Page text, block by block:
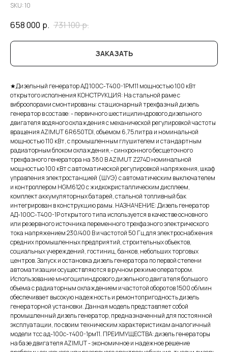
SKU:10
658 000 р. 731 100р.
ЗАКАЗАТЬ
★Дизельный генератор АД 100С-Т400-1РМ11 мощностью 100 кВт
открытого исполнения КОНСТРУКЦИЯ: На стальной раме с
виброопорами смонтированы: стационарный трехфазный дизель
генератор в составе: - первичного шестицилиндрового дизельного
двигателя водяного охлаждения с механической регулировкой частоты
вращения AZIMUT 6R650TDI, объемом 6,75 литра и номинальной
мощностью 110 кВт, с промышленным глушителем и стандартным
радиаторным блоком охлаждения,- синхронного бесщеточного
трехфазного генератора на 380 В AZIMUT Z274D номинальной
мощностью 100 кВт c автоматической регулировкой напряжения, шкаф
управления электростанцией (ШУЭ) с автоматическим выключателем
и контроллером HGM6120 с жидкокристаллическим дисплеем,
комплект аккумуляторных батарей, стальной топливный бак
интегрирован в конструкцию рамы. НАЗНАЧЕНИЕ: Дизель генератор
АД-100С-Т400-1Р открытого типа используется в качестве основного
или резервного источника переменного трехфазного электрического
тока напряжением 230/400 В и частотой 50 Гц для электроснабжения
средних промышленных предприятий, строительных объектов,
социальных учереждений, гостиниц, банков, небольших торговых
центров. Запуск и остановка дизель генератора по первой степени
автоматизации осуществляются в ручном режиме оператором.
Использование многоцилиндрового дизельного двигателя большого
объема с радиаторным охлаждением и частотой оборотов 1500 об/мин
обеспечивает высокую надежность и ремонтопригодность дизель
генераторной установки. Данная модель представляет собой
промышленный дизель генератор, предназначенный для постоянной
эксплуатации, по своим техническим характеристикам аналогичный
модели тсс ад-100с-т400-1рм11. ПРЕИМУЩЕСТВА: дизель генераторы
на базе двигателя AZIMUT - экономичное и надежное решение